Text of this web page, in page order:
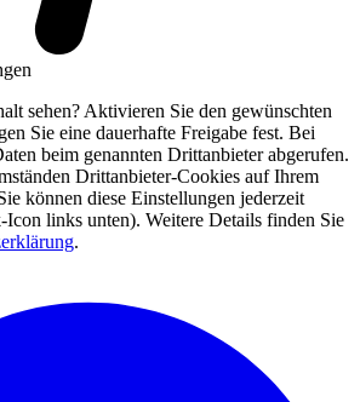
sehen? Aktivieren Sie den gewünschten
Sie eine dauerhafte Freigabe fest. Bei
beim genannten Drittanbieter abgerufen.
Drittanbieter-Cookies auf Ihrem
können diese Einstellungen jederzeit
Icon links unten). Weitere Details finden Sie
.